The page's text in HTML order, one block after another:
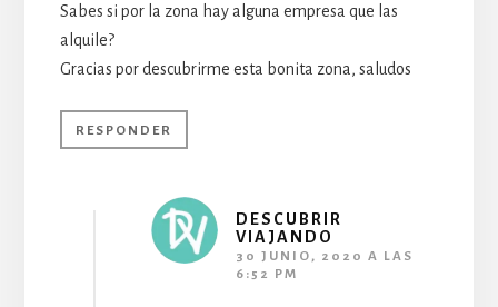
Sabes si por la zona hay alguna empresa que las
alquile?
Gracias por descubrirme esta bonita zona, saludos
RESPONDER
DESCUBRIR
VIAJANDO
30 JUNIO, 2020 A LAS
6:52 PM